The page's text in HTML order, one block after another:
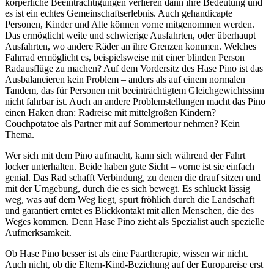
es ist ein echtes Gemeinschaftserlebnis. Auch gehandicapte
Personen, Kinder und Alte können vorne mitgenommen werden.
Das ermöglicht weite und schwierige Ausfahrten, oder überhaupt
Ausfahrten, wo andere Räder an ihre Grenzen kommen. Welches
Fahrrad ermöglicht es, beispielsweise mit einer blinden Person
Radausflüge zu machen? Auf dem Vordersitz des Hase Pino ist das
Ausbalancieren kein Problem – anders als auf einem normalen
Tandem, das für Personen mit beeinträchtigtem Gleichgewichtssinn
nicht fahrbar ist. Auch an andere Problemstellungen macht das Pino
einen Haken dran: Radreise mit mittelgroßen Kindern?
Couchpotatoe als Partner mit auf Sommertour nehmen? Kein
Thema.
Wer sich mit dem Pino aufmacht, kann sich während der Fahrt
locker unterhalten. Beide haben gute Sicht – vorne ist sie einfach
genial. Das Rad schafft Verbindung, zu denen die drauf sitzen und
mit der Umgebung, durch die es sich bewegt. Es schluckt lässig
weg, was auf dem Weg liegt, spurt fröhlich durch die Landschaft
und garantiert erntet es Blickkontakt mit allen Menschen, die des
Weges kommen. Denn Hase Pino zieht als Spezialist auch spezielle
Aufmerksamkeit.
Ob Hase Pino besser ist als eine Paartherapie, wissen wir nicht.
Auch nicht, ob die Eltern-Kind-Beziehung auf der Europareise erst